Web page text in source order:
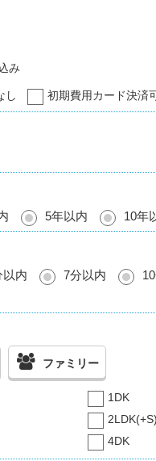
み
し 初期費用カード決済
5年以内 10年
以内 7分以内
ファミリー
1DK
2LDK(+S)
4DK